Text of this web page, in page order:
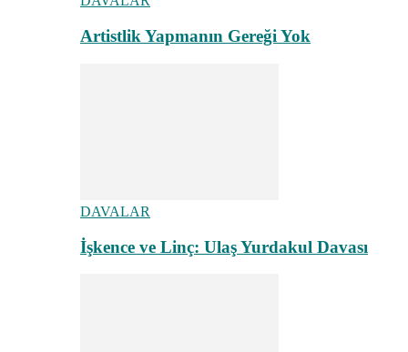
Artistlik Yapmanın Gereği Yok
DAVALAR
İşkence ve Linç: Ulaş Yurdakul Davası